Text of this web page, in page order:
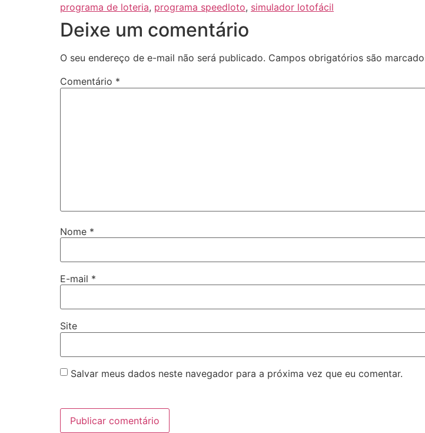
programa de loteria, programa speedloto, simulador lotofácil
Deixe um comentário
O seu endereço de e-mail não será publicado. Campos obrigatórios são
Comentário *
Nome *
E-mail *
Site
Salvar meus dados neste navegador para a próxima vez que eu comentar.